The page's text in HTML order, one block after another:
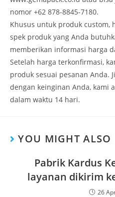
nomor +62 878-8845-7180.
Khusus untuk produk custom,
spek produk yang Anda
memberikan informasi harga
Setelah harga terkonfirmasi,
produk sesuai pesanan Anda.
dengan keinginan Anda, kami
dalam waktu 14 hari.
YOU MIGHT ALSO
Pabrik Kardus
layanan dikirim
26